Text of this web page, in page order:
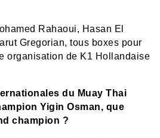
Rahaoui, Hasan El
Gregorian, tous boxes pour
organisation de K1 Hollandaise
du Muay Thai
Yigin Osman, que
champion ?